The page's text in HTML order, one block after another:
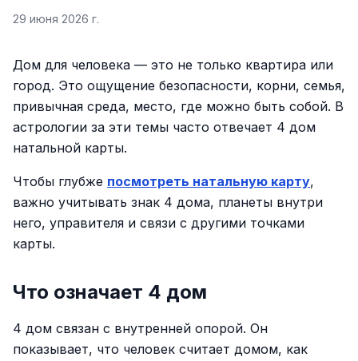
29 июня 2026 г.
Дом для человека — это не только квартира или
город. Это ощущение безопасности, корни, семья,
привычная среда, место, где можно быть собой. В
астрологии за эти темы часто отвечает 4 дом
натальной карты.
Чтобы глубже посмотреть натальную карту,
важно учитывать знак 4 дома, планеты внутри
него, управителя и связи с другими точками
карты.
Что означает 4 дом
4 дом связан с внутренней опорой. Он
показывает, что человек считает домом, как